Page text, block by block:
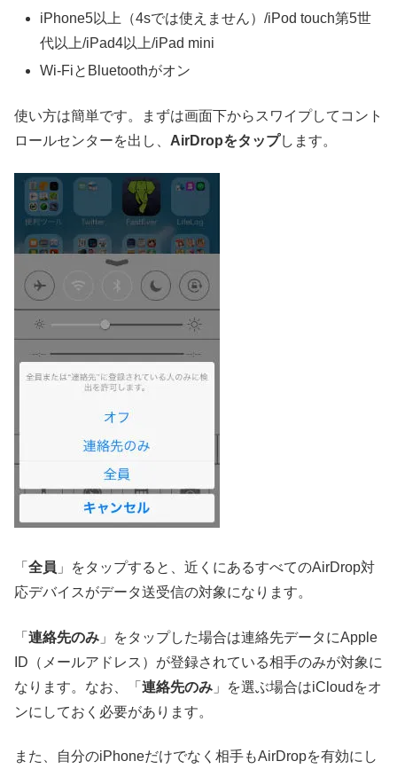
iPhone5以上（4sでは使えません）/iPod touch第5世
代以上/iPad4以上/iPad mini
Wi-FiとBluetoothがオン
使い方は簡単です。まずは画面下からスワイプしてコント
ロールセンターを出し、 AirDropをタップします。
「 全員 」をタップすると、近くにあるすべてのAirDrop対
応デバイスがデータ送受信の対象になります。
「 連絡先のみ 」をタップした場合は連絡先データにApple
ID（メールアドレス）が登録されている相手のみが対象に
なります。なお、「 連絡先のみ 」を選ぶ場合はiCloudをオ
ンにしておく必要があります。
また、自分のiPhoneだけでなく相手もAirDropを有効にし